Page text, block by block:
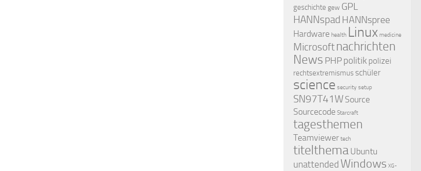
geschichte gew GPL
HANNspad HANNspree
Hardware health Linux medicine
Microsoft nachrichten
News PHPpolitik polizei
rechtsextremismus schüler
science security setup
SN97T41WSource
Sourcecode Starcraft
tagesthemen
Teamviewer tech
titelthemaUbuntu
unattended Windows XG-